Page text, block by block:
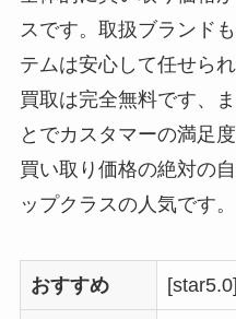
スです。取扱ブランド
テムは安心して任せられ
買取は完全無料です、
とでカスタマーの満足
買い取り価格の絶対の
ップクラスの人気です。
おすすめ [star5.0]